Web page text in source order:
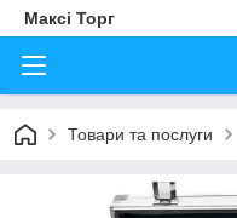
Максі Торг
Товари та послуги